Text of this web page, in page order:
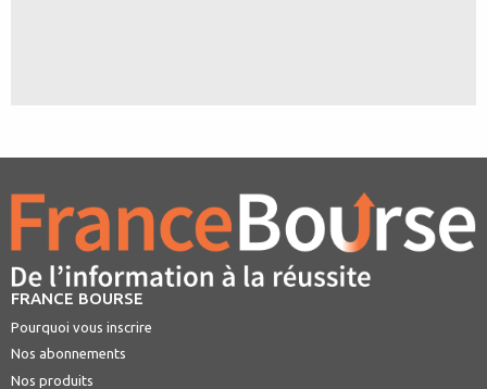
FRANCE BOURSE
Pourquoi vous inscrire
Nos abonnements
Nos produits